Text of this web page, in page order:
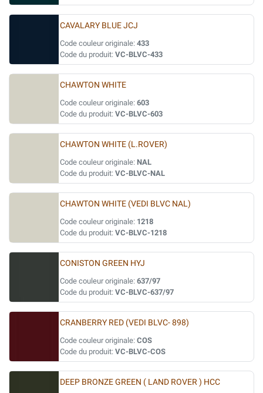
CAVALARY BLUE JCJ
Code couleur originale: 433
Code du produit: VC-BLVC-433
CHAWTON WHITE
Code couleur originale: 603
Code du produit: VC-BLVC-603
CHAWTON WHITE (L.ROVER)
Code couleur originale: NAL
Code du produit: VC-BLVC-NAL
CHAWTON WHITE (VEDI BLVC NAL)
Code couleur originale: 1218
Code du produit: VC-BLVC-1218
CONISTON GREEN HYJ
Code couleur originale: 637/97
Code du produit: VC-BLVC-637/97
CRANBERRY RED (VEDI BLVC- 898)
Code couleur originale: COS
Code du produit: VC-BLVC-COS
DEEP BRONZE GREEN ( LAND ROVER ) HCC